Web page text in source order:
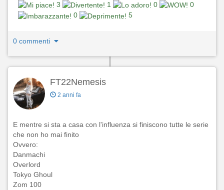
3 1 0
0
0
5
0 commenti
FT22Nemesis
2 anni fa
E mentre si sta a casa con l'influenza si finiscono tutte le serie
che non ho mai finito
Ovvero:
Danmachi
Overlord
Tokyo Ghoul
Zom 100